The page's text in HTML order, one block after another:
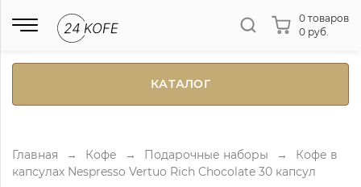
0 товаров
0 руб.
КАТАЛОГ
Главная → Кофе → Подарочные наборы →
Кофе в
капсулах Nespresso Vertuo Rich Chocolate 30 капсул